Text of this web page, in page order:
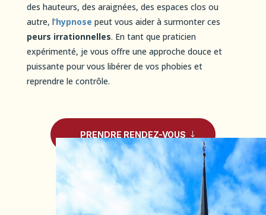
des hauteurs, des araignées, des espaces clos ou
autre, l’hypnose peut vous aider à surmonter ces
peurs irrationnelles. En tant que praticien
expérimenté, je vous offre une approche douce et
puissante pour vous libérer de vos phobies et
reprendre le contrôle.
PRENDRE RENDEZ-VOUS